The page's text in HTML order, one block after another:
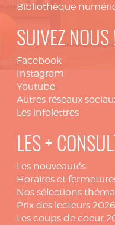
Bibliothèque
SUIVEZ NOUS
Facebook
Instagram
Youtube
Autres réseaux
Les infolettres
LES +
Les nouveautés
Horaires et
Nos sélections
Prix des lecteurs 2026
Les coups de coeur